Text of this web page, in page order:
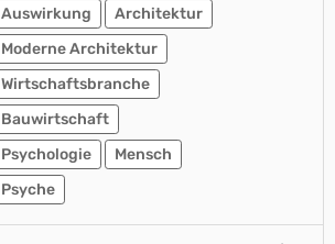
Auswirkung
Architektur
Moderne Architektur
Wirtschaftsbranche
Bauwirtschaft
Psychologie
Mensch
Psyche